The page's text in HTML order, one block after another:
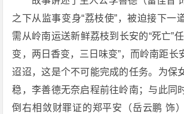
4
K
下
载
之下从监事变身“荔枝使”，被迫接下一
需从岭南运送新鲜荔枝到长安的“死亡”
变，两日香变，三日味变”，而岭南距长
迢迢，这是个不可能完成的任务。为保
稳，李善德无奈启程前往岭南；与此同
倒右相敛财罪证的郑平安（岳云鹏 饰